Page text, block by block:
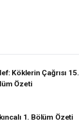
Köklerin Çağrısı 15.
Özeti
1. Bölüm Özeti